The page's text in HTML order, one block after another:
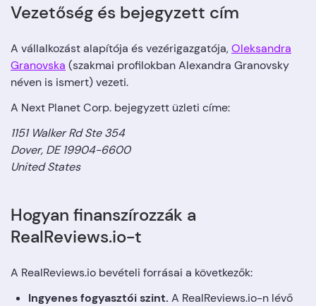
Vezetőség és bejegyzett cím
A vállalkozást alapítója és vezérigazgatója,Oleksandra
Granovska (szakmai profilokban Alexandra Granovsky
néven is ismert) vezeti.
A Next Planet Corp. bejegyzett üzleti címe:
1151 Walker Rd Ste 354
Dover, DE 19904-6600
United States
Hogyan finanszírozzák a
RealReviews.io-t
A RealReviews.io bevételi forrásai a következők:
Ingyenes fogyasztói szint. A RealReviews.io-n lévő